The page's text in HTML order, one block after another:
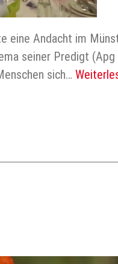
Andacht im
seiner Predigt (Apg
sich…